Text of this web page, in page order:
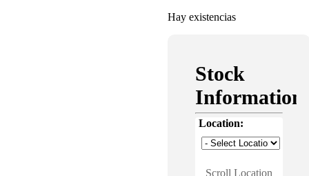
Hay existencias
Stock
Information
Location:
Scroll Location